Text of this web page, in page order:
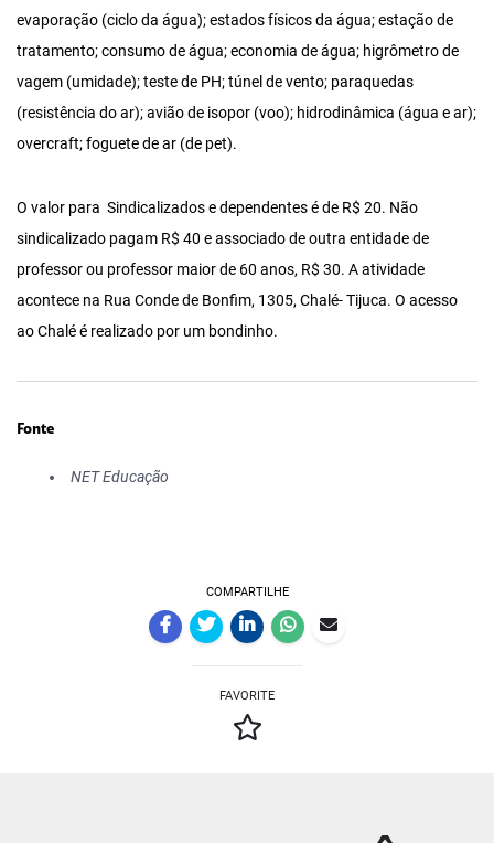
evaporação (ciclo da água); estados físicos da água; estação de
tratamento; consumo de água; economia de água; higrômetro de
vagem (umidade); teste de PH; túnel de vento; paraquedas
(resistência do ar); avião de isopor (voo); hidrodinâmica (água e ar);
overcraft; foguete de ar (de pet).
O valor para Sindicalizados e dependentes é de R$ 20. Não
sindicalizado pagam R$ 40 e associado de outra entidade de
professor ou professor maior de 60 anos, R$ 30. A atividade
acontece na Rua Conde de Bonfim, 1305, Chalé- Tijuca. O acesso
ao Chalé é realizado por um bondinho.
Fonte
NET Educação
COMPARTILHE
FAVORITE